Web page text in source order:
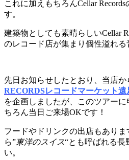
これに加えもちろんCellar
す。
建築物としても素晴らしいCellar
のレコード店が集まり個性溢れる
先日お知らせしたとおり、当店か
RECORDSレコードマーケット遠
を企画しましたが、このツアー
ちろん当日ご来場OKです！
フードやドリンクの出店もあり
ら”東洋のスイス“とも呼ばれる長
い。